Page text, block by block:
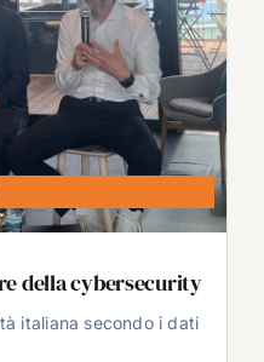
della cybersecurity
italiana secondo i dati